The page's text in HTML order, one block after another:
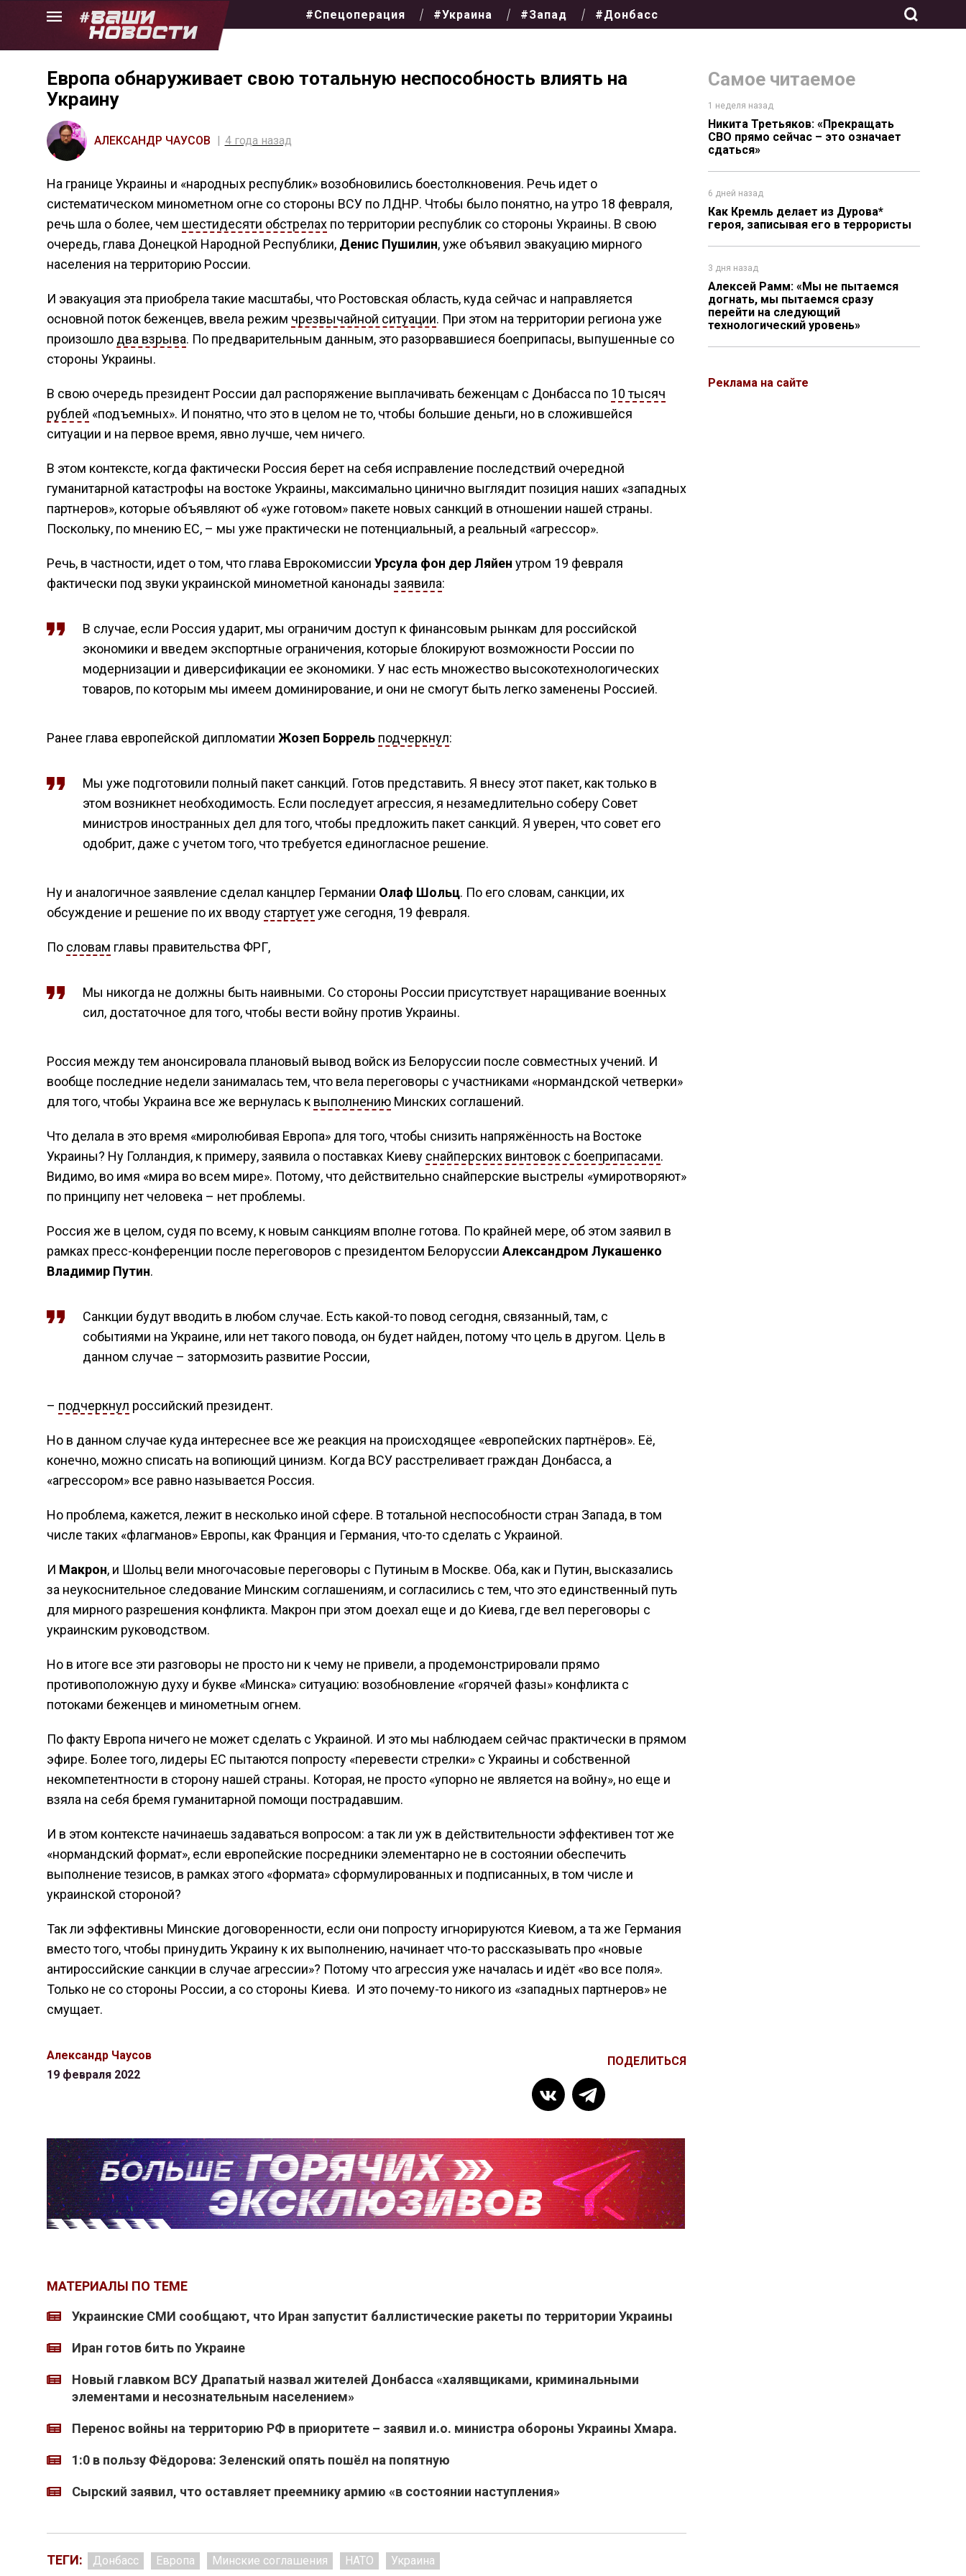
Skip
#Спецоперация #Украина #Запад #Донбасс
Самое читаемое
1 неделя назад
Никита Третьяков: «Прекращать
СВО прямо сейчас – это означает
сдаться»
6 дней назад
Как Кремль делает из Дурова*
героя, записывая его в террористы
3 дня назад
Алексей Рамм: «Мы не пытаемся
догнать, мы пытаемся сразу
перейти на следующий
технологический уровень»
Реклама на сайте
Европа обнаруживает свою тотальную неспособность влиять на
Украину
АЛЕКСАНДР ЧАУСОВ 4 года назад
На границе Украины и «народных республик» возобновились боестолкновения. Речь идет о
систематическом минометном огне со стороны ВСУ по ЛДНР. Чтобы было понятно, на утро 18 февраля,
речь шла о более, чем шестидесяти обстрелахпо территории республик со стороны Украины. В свою
очередь, глава Донецкой Народной Республики, Денис Пушилин, уже объявил эвакуацию мирного
населения на территорию России.
И эвакуация эта приобрела такие масштабы, что Ростовская область, куда сейчас и направляется
основной поток беженцев, ввела режим чрезвычайной ситуации. При этом на территории региона уже
произошло два взрыва. По предварительным данным, это разорвавшиеся боеприпасы, выпушенные со
стороны Украины.
В свою очередь президент России дал распоряжение выплачивать беженцам с Донбасса по 10 тысяч
рублей «подъемных». И понятно, что это в целом не то, чтобы большие деньги, но в сложившейся
ситуации и на первое время, явно лучше, чем ничего.
В этом контексте, когда фактически Россия берет на себя исправление последствий очередной
гуманитарной катастрофы на востоке Украины, максимально цинично выглядит позиция наших «западных
партнеров», которые объявляют об «уже готовом» пакете новых санкций в отношении нашей страны.
Поскольку, по мнению ЕС, – мы уже практически не потенциальный, а реальный «агрессор».
Речь, в частности, идет о том, что глава Еврокомиссии Урсула фон дер Ляйен утром 19 февраля
фактически под звуки украинской минометной канонады заявила:
В случае, если Россия ударит, мы ограничим доступ к финансовым рынкам для российской
экономики и введем экспортные ограничения, которые блокируют возможности России по
модернизации и диверсификации ее экономики. У нас есть множество высокотехнологических
товаров, по которым мы имеем доминирование, и они не смогут быть легко заменены Россией.
Ранее глава европейской дипломатии Жозеп Боррель подчеркнул:
Мы уже подготовили полный пакет санкций. Готов представить. Я внесу этот пакет, как только в
этом возникнет необходимость. Если последует агрессия, я незамедлительно соберу Совет
министров иностранных дел для того, чтобы предложить пакет санкций. Я уверен, что совет его
одобрит, даже с учетом того, что требуется единогласное решение.
Ну и аналогичное заявление сделал канцлер Германии Олаф Шольц. По его словам, санкции, их
обсуждение и решение по их вводу стартуетуже сегодня, 19 февраля.
По словам главы правительства ФРГ,
Мы никогда не должны быть наивными. Со стороны России присутствует наращивание военных
сил, достаточное для того, чтобы вести войну против Украины.
Россия между тем анонсировала плановый вывод войск из Белоруссии после совместных учений. И
вообще последние недели занималась тем, что вела переговоры с участниками «нормандской четверки»
для того, чтобы Украина все же вернулась к выполнениюМинских соглашений.
Что делала в это время «миролюбивая Европа» для того, чтобы снизить напряжённость на Востоке
Украины? Ну Голландия, к примеру, заявила о поставках Киеву снайперских винтовок с боеприпасами.
Видимо, во имя «мира во всем мире». Потому, что действительно снайперские выстрелы «умиротворяют»
по принципу нет человека – нет проблемы.
Россия же в целом, судя по всему, к новым санкциям вполне готова. По крайней мере, об этом заявил в
рамках пресс-конференции после переговоров с президентом Белоруссии Александром Лукашенко
Владимир Путин.
Санкции будут вводить в любом случае. Есть какой-то повод сегодня, связанный, там, с
событиями на Украине, или нет такого повода, он будет найден, потому что цель в другом. Цель в
данном случае – затормозить развитие России,
– подчеркнул российский президент.
Но в данном случае куда интереснее все же реакция на происходящее «европейских партнёров». Её,
конечно, можно списать на вопиющий цинизм. Когда ВСУ расстреливает граждан Донбасса, а
«агрессором» все равно называется Россия.
Но проблема, кажется, лежит в несколько иной сфере. В тотальной неспособности стран Запада, в том
числе таких «флагманов» Европы, как Франция и Германия, что-то сделать с Украиной.
И Макрон, и Шольц вели многочасовые переговоры с Путиным в Москве. Оба, как и Путин, высказались
за неукоснительное следование Минским соглашениям, и согласились с тем, что это единственный путь
для мирного разрешения конфликта. Макрон при этом доехал еще и до Киева, где вел переговоры с
украинским руководством.
Но в итоге все эти разговоры не просто ни к чему не привели, а продемонстрировали прямо
противоположную духу и букве «Минска» ситуацию: возобновление «горячей фазы» конфликта с
потоками беженцев и минометным огнем.
По факту Европа ничего не может сделать с Украиной. И это мы наблюдаем сейчас практически в прямом
эфире. Более того, лидеры ЕС пытаются попросту «перевести стрелки» с Украины и собственной
некомпетентности в сторону нашей страны. Которая, не просто «упорно не является на войну», но еще и
взяла на себя бремя гуманитарной помощи пострадавшим.
И в этом контексте начинаешь задаваться вопросом: а так ли уж в действительности эффективен тот же
«нормандский формат», если европейские посредники элементарно не в состоянии обеспечить
выполнение тезисов, в рамках этого «формата» сформулированных и подписанных, в том числе и
украинской стороной?
Так ли эффективны Минские договоренности, если они попросту игнорируются Киевом, а та же Германия
вместо того, чтобы принудить Украину к их выполнению, начинает что-то рассказывать про «новые
антироссийские санкции в случае агрессии»? Потому что агрессия уже началась и идёт «во все поля».
Только не со стороны России, а со стороны Киева. И это почему-то никого из «западных партнеров» не
смущает.
Александр Чаусов
19 февраля 2022
ПОДЕЛИТЬСЯ
МАТЕРИАЛЫ ПО ТЕМЕ
Украинские СМИ сообщают, что Иран запустит баллистические ракеты по территории Украины
Иран готов бить по Украине
Новый главком ВСУ Драпатый назвал жителей Донбасса «халявщиками, криминальными
элементами и несознательным населением»
Перенос войны на территорию РФ в приоритете – заявил и.о. министра обороны Украины Хмара.
1:0 в пользу Фёдорова: Зеленский опять пошёл на попятную
Сырский заявил, что оставляет преемнику армию «в состоянии наступления»
ТЕГИ: Донбасс Европа Минские соглашения НАТО Украина